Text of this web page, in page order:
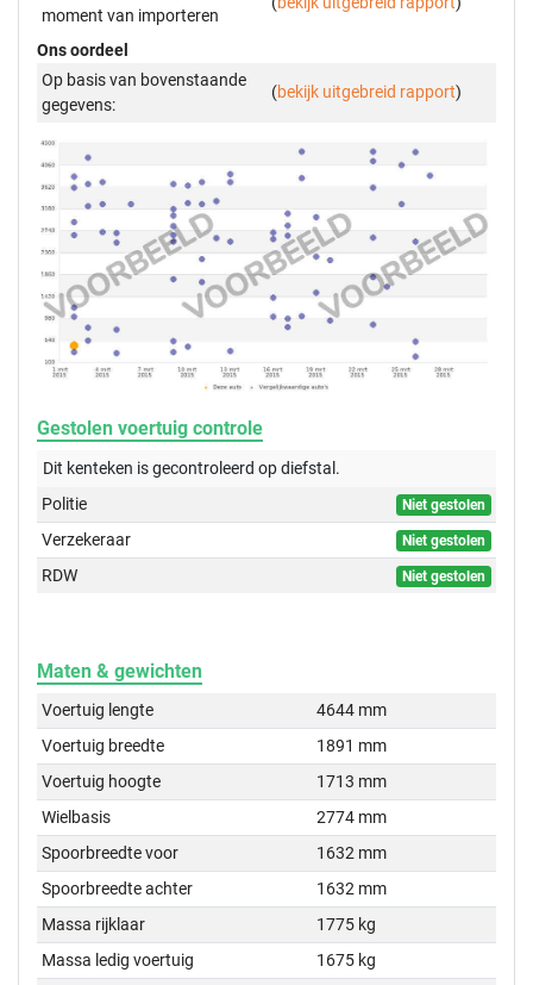
moment van importeren
Ons oordeel
Op basis van bovenstaande
gegevens:
(bekijk uitgebreid rapport)
Gestolen voertuig controle
Dit kenteken is gecontroleerd opdiefstal.
Politie
Niet gestolen
Verzekeraar Niet gestolen
RDW Niet gestolen
Maten & gewichten
Voertuig lengte
4644 mm
Voertuig breedte
1891 mm
Voertuig hoogte
1713 mm
Wielbasis
2774 mm
Spoorbreedte voor
1632 mm
Spoorbreedte achter
1632 mm
Massa rijklaar
1775 kg
Massa ledig voertuig
1675 kg